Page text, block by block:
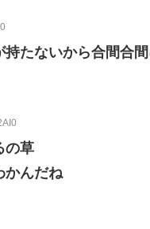
たないから合間合
の草
かんだね